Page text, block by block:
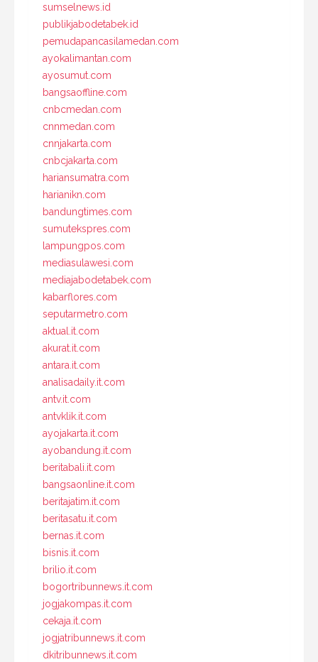
sumselnews.id
publikjabodetabek.id
pemudapancasilamedan.com
ayokalimantan.com
ayosumut.com
bangsaoffline.com
cnbcmedan.com
cnnmedan.com
cnnjakarta.com
cnbcjakarta.com
hariansumatra.com
harianikn.com
bandungtimes.com
sumutekspres.com
lampungpos.com
mediasulawesi.com
mediajabodetabek.com
kabarflores.com
seputarmetro.com
aktual.it.com
akurat.it.com
antara.it.com
analisadaily.it.com
antv.it.com
antvklik.it.com
ayojakarta.it.com
ayobandung.it.com
beritabali.it.com
bangsaonline.it.com
beritajatim.it.com
beritasatu.it.com
bernas.it.com
bisnis.it.com
brilio.it.com
bogortribunnews.it.com
jogjakompas.it.com
cekaja.it.com
jogjatribunnews.it.com
dkitribunnews.it.com